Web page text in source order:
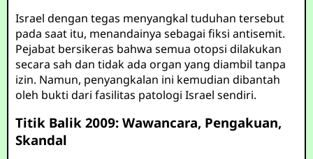
Israel dengan tegas menyangkal tuduhan tersebut
pada saat itu, menandainya sebagai fiksi antisemit.
Pejabat bersikeras bahwa semua otopsi dilakukan
secara sah dan tidak ada organ yang diambil tanpa
izin. Namun, penyangkalan ini kemudian dibantah
oleh bukti dari fasilitas patologi Israel sendiri.
Titik Balik 2009: Wawancara, Pengakuan,
Skandal